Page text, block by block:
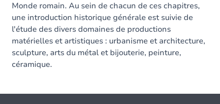
Monde romain. Au sein de chacun de ces chapitres,
une introduction historique générale est suivie de
l'étude des divers domaines de productions
matérielles et artistiques : urbanisme et architecture,
sculpture, arts du métal et bijouterie, peinture,
céramique.